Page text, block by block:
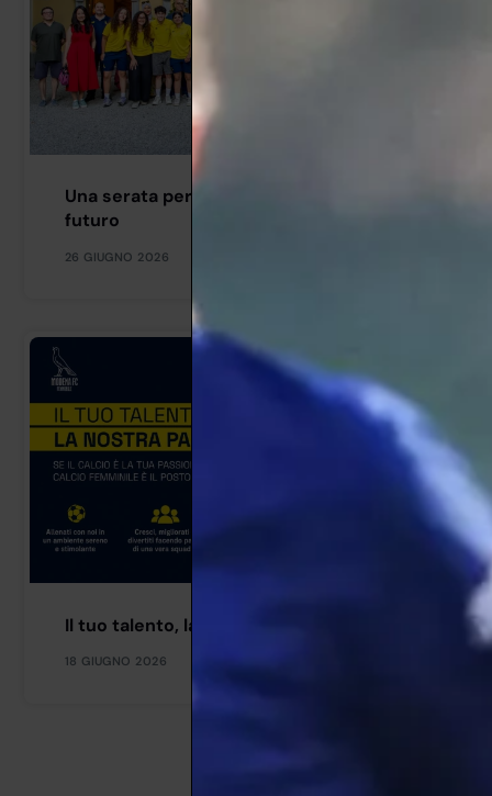
Una serata per dire grazie e guardare al
futuro
26 GIUGNO 2026
Il tuo talento, la nostra passione
18 GIUGNO 2026